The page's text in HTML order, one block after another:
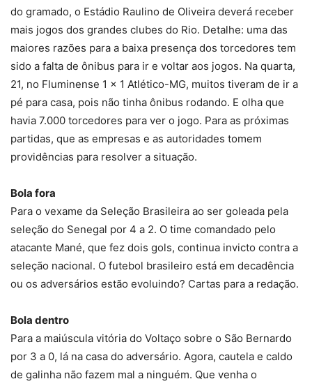
do gramado, o Estádio Raulino de Oliveira deverá receber
mais jogos dos grandes clubes do Rio. Detalhe: uma das
maiores razões para a baixa presença dos torcedores tem
sido a falta de ônibus para ir e voltar aos jogos. Na quarta,
21, no Fluminense 1 x 1 Atlético-MG, muitos tiveram de ir a
pé para casa, pois não tinha ônibus rodando. E olha que
havia 7.000 torcedores para ver o jogo. Para as próximas
partidas, que as empresas e as autoridades tomem
providências para resolver a situação.
Bola fora
Para o vexame da Seleção Brasileira ao ser goleada pela
seleção do Senegal por 4 a 2. O time comandado pelo
atacante Mané, que fez dois gols, continua invicto contra a
seleção nacional. O futebol brasileiro está em decadência
ou os adversários estão evoluindo? Cartas para a redação.
Bola dentro
Para a maiúscula vitória do Voltaço sobre o São Bernardo
por 3 a 0, lá na casa do adversário. Agora, cautela e caldo
de galinha não fazem mal a ninguém. Que venha o